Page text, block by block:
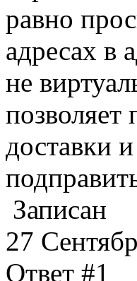
равно
адресах в
не
позволяет
доставки
Записан
27
Ответ #1